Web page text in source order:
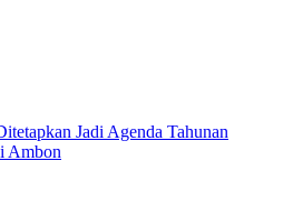
Jadi Agenda Tahunan
Ambon